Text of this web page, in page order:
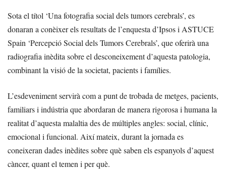
Sota el títol ‘Una fotografia social dels tumors cerebrals’, es
donaran a conèixer els resultats de l’enquesta d’Ipsos i ASTUCE
Spain ‘Percepció Social dels Tumors Cerebrals’, que oferirà una
radiografia inèdita sobre el desconeixement d’aquesta patologia,
combinant la visió de la societat, pacients i famílies.
L’esdeveniment servirà com a punt de trobada de metges, pacients,
familiars i indústria que abordaran de manera rigorosa i humana la
realitat d’aquesta malaltia des de múltiples angles: social, clínic,
emocional i funcional. Així mateix, durant la jornada es
coneixeran dades inèdites sobre què saben els espanyols d’aquest
càncer, quant el temen i per què.